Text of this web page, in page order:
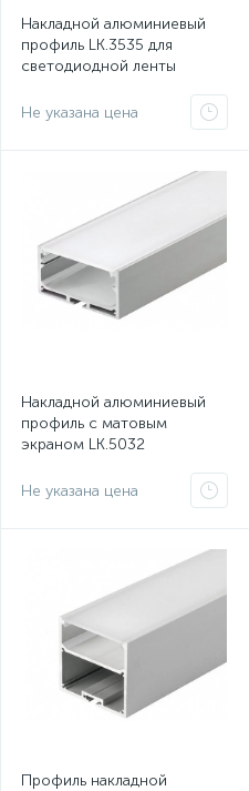
Накладной алюминиевый
профиль LK.3535 для
светодиодной ленты
Не указана цена
Накладной алюминиевый
профиль с матовым
экраном LK.5032
Не указана цена
Профиль накладной